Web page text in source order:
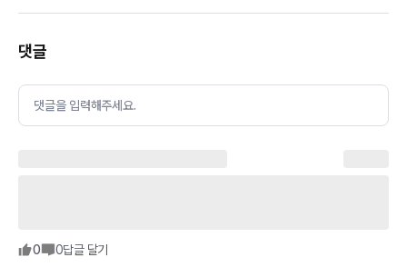
댓글
댓글을 입력해주세요.
0 0답글 달기